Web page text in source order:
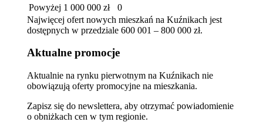
Powyżej 1 000 000 zł
0
Najwięcej ofert nowych mieszkań na Kuźnikach jest
dostępnych w przedziale 600 001 – 800 000 zł.
Aktualne promocje
Aktualnie na rynku pierwotnym na Kuźnikach nie
obowiązują oferty promocyjne na mieszkania.
Zapisz się do newslettera, aby otrzymać powiadomienie
o obniżkach cen w tym regionie.